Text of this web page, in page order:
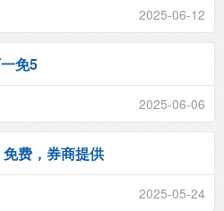
2025-06-12
免5
2025-06-06
费，券商提供
2025-05-24